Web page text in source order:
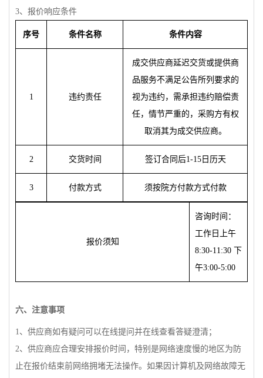
3、 报价响应条件
序号 条件名称 条件内容
1 违约责任
成交供应商延迟交货或提供商
品服务不满足公告所列要求的
视为违约 ，需承担违约赔偿责
任，情节严重的，采购方有权
取消其为成交供应商。
2 交货时间 签订 合同后1-15日 历天
3 付款方式 须按院方付款方式付款
报价须知
咨询时间 ：
工作日上午
8:30-11:30
下
午3:00-5:00
六、注意事项
1、供应商如有疑问 可以在线提问 并在线查看答疑澄清；
2、供应商应合理安排报价时间 ，特别 是网 络速度慢的地区 为 防
止在报价结束前网 络拥堵无法操作。如果因 计算机及网 络故障无